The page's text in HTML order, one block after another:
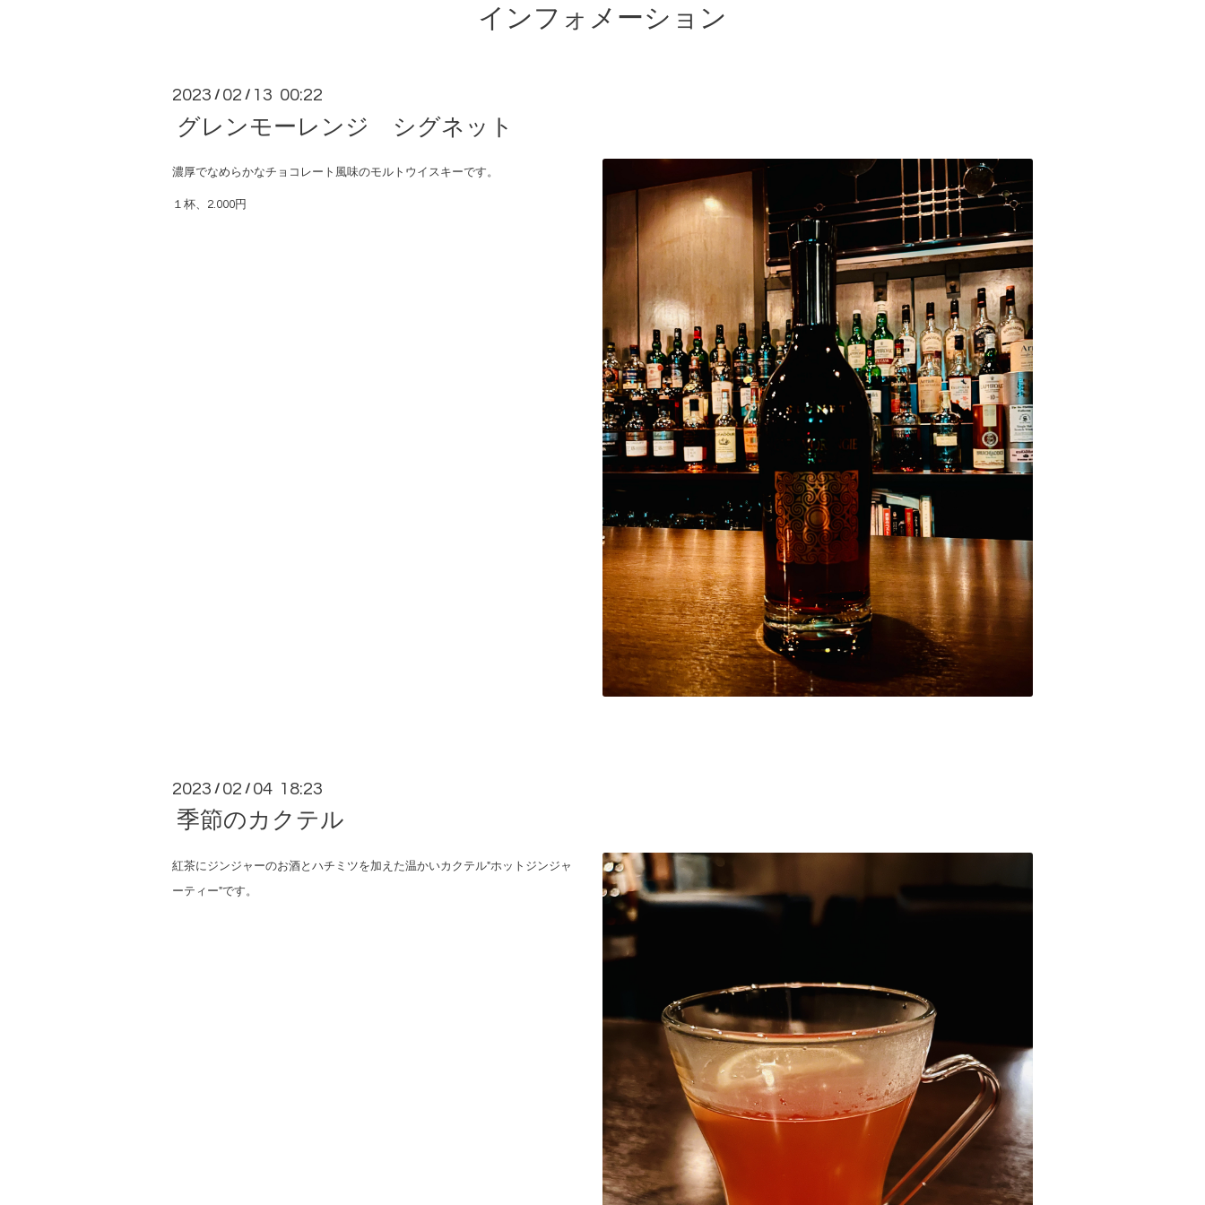
インフォメーション
2023 / 02 / 13 00:22
グレンモーレンジ シグネット
濃厚でなめらかなチョコレート風味のモルトウイスキーです。
１杯、2.000円
2023 / 02 / 04 18:23
季節のカクテル
紅茶にジンジャーのお酒とハチミツを加えた温かいカクテル"ホットジンジャ
ーティー"です。